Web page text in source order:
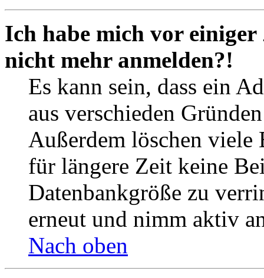
Ich habe mich vor
nicht mehr anmelden?!
Es kann sein, dass ein
aus verschieden
Außerdem löschen viele
für längere Zeit keine
Datenbankgröße zu
erneut und nimm aktiv
Nach oben